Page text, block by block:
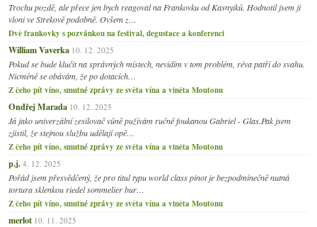
Trochu pozdě, ale přece jen bych reagoval na Frankovku od Kasnyiků. Hodnotil jsem ji
vloni ve Strekově podobně. Ovšem z…
Dvě frankovky s pozvánkou na festival, degustace a konferenci
William Vaverka 10. 12. 2025
Pokud se bude klučit na správných místech, nevidím v tom problém, réva patří do svahu.
Nicméně se obávám, že po dotacích…
Z čeho pít víno, smutné zprávy ze světa vína a viněta Moutonu
Ondřej Marada 10. 12. 2025
Já jako univerzální zesilovač vůně pužívám ručně foukanou Gabriel - Glas.Pak jsem
zjistil, že stejnou službu udělají opě…
Z čeho pít víno, smutné zprávy ze světa vína a viněta Moutonu
p.j. 4. 12. 2025
Pořád jsem přesvědčený, že pro titul typu world class pinot je bezpodmínečně nutná
tortura sklenkou riedel sommelier bur…
Z čeho pít víno, smutné zprávy ze světa vína a viněta Moutonu
merlot 10. 11. 2025